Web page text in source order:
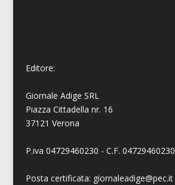
Editore:
Giornale Adige SRL
Piazza Cittadella nr. 16
37121 Verona
P.iva 04729460230 - C.F. 04729460230
Posta certificata: giornaleadige@pec.it